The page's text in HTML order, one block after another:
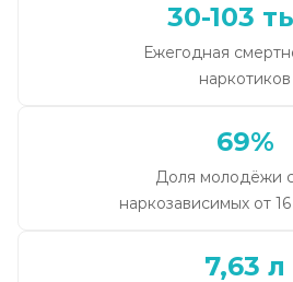
30-103
Ежегодная
наркотиков
69%
Доля молодёжи
наркозависимых от
7,63 л